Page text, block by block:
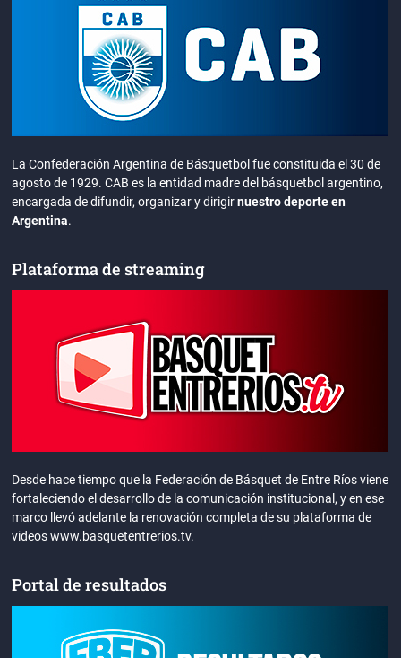
La Confederación Argentina de Básquetbol fue constituida el 30 de
agosto de 1929. CAB es la entidad madre del básquetbol argentino,
encargada de difundir, organizar y dirigirnuestro deporte en
Argentina.
Plataforma de streaming
Desde hace tiempo que la Federación de Básquet de Entre Ríos viene
fortaleciendo el desarrollo de la comunicación institucional, y en ese
marco llevó adelante la renovación completa de su plataforma de
videos www.basquetentrerios.tv.
Portal de resultados